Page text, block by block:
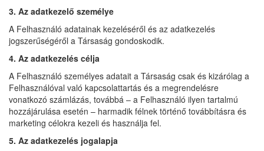
3. Az adatkezelő személye
A Felhasználó adatainak kezeléséről és az adatkezelés
jogszerűségéről a Társaság gondoskodik.
4. Az adatkezelés célja
A Felhasználó személyes adatait a Társaság csak és kizárólag a
Felhasználóval való kapcsolattartás és a megrendelésre
vonatkozó számlázás, továbbá – a Felhasználó ilyen tartalmú
hozzájárulása esetén – harmadik félnek történő továbbításra és
marketing célokra kezeli és használja fel.
5. Az adatkezelés jogalapja